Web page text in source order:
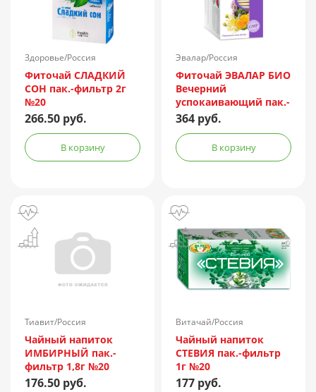
Здоровье/Россия
Фиточай СЛАДКИЙ
СОН пак.-фильтр 2г
№20
266.50 руб.
В корзину
Эвалар/Россия
Фиточай ЭВАЛАР БИО
Вечерний
успокаивающий пак.-
фильтр 2г №20
364 руб.
В корзину
Тиавит/Россия
Чайный напиток
ИМБИРНЫЙ пак.-
фильтр 1,8г №20
176.50 руб.
Витачай/Россия
Чайный напиток
СТЕВИЯ пак.-фильтр
1г №20
177 руб.